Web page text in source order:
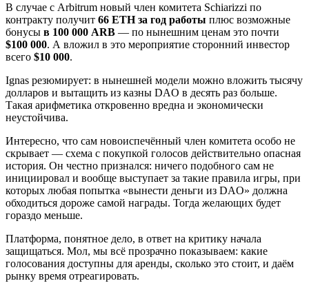
В случае с Arbitrum новый член комитета Schiarizzi по
контракту получит 66 ETH за год работы плюс возможные
бонусы в 100 000 ARB — по нынешним ценам это почти
$100 000. А вложил в это мероприятие сторонний инвестор
всего $10 000.
Ignas резюмирует: в нынешней модели можно вложить тысячу
долларов и вытащить из казны DAO в десять раз больше.
Такая арифметика откровенно вредна и экономически
неустойчива.
Интересно, что сам новоиспечённый член комитета особо не
скрывает — схема с покупкой голосов действительно опасная
история. Он честно признался: ничего подобного сам не
инициировал и вообще выступает за такие правила игры, при
которых любая попытка «вынести деньги из DAO» должна
обходиться дороже самой награды. Тогда желающих будет
гораздо меньше.
Платформа, понятное дело, в ответ на критику начала
защищаться. Мол, мы всё прозрачно показываем: какие
голосования доступны для аренды, сколько это стоит, и даём
рынку время отреагировать.